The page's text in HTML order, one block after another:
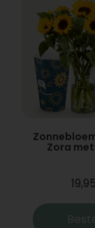
Zora
19,95